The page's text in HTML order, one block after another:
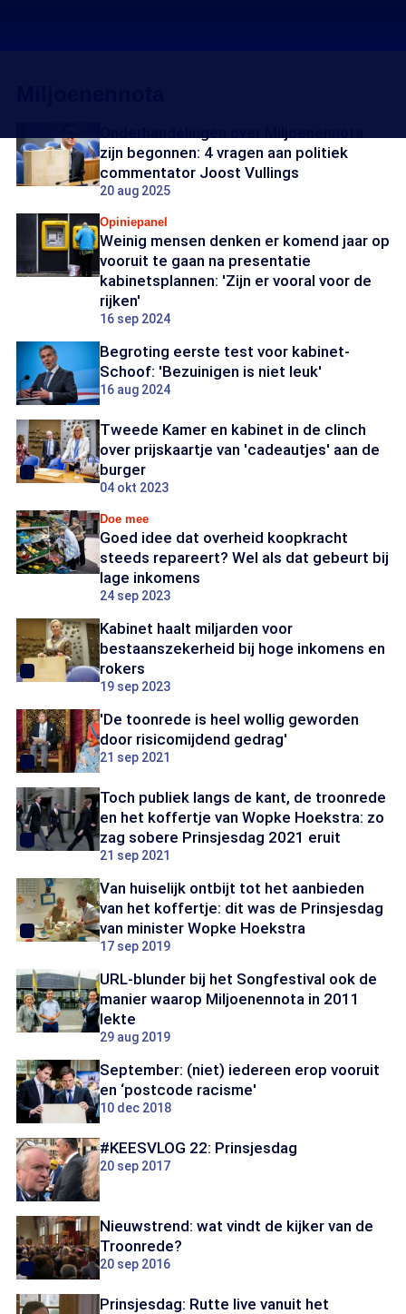
zijn begonnen: 4 vragen aan politiek
commentator Joost Vullings
20 aug 2025
Opiniepanel
Weinig mensen denken er komend jaar op
vooruit te gaan na presentatie
kabinetsplannen: 'Zijn er vooral voor de
rijken'
16 sep 2024
Begroting eerste test voor kabinet-
Schoof: 'Bezuinigen is niet leuk'
16 aug 2024
Tweede Kamer en kabinet in de clinch
over prijskaartje van 'cadeautjes' aan de
burger
04 okt 2023
Doe mee
Goed idee dat overheid koopkracht
steeds repareert? Wel als dat gebeurt bij
lage inkomens
24 sep 2023
Kabinet haalt miljarden voor
bestaanszekerheid bij hoge inkomens en
rokers
19 sep 2023
'De toonrede is heel wollig geworden
door risicomijdend gedrag'
21 sep 2021
Toch publiek langs de kant, de troonrede
en het koffertje van Wopke Hoekstra: zo
zag sobere Prinsjesdag 2021 eruit
21 sep 2021
Van huiselijk ontbijt tot het aanbieden
van het koffertje: dit was de Prinsjesdag
van minister Wopke Hoekstra
17 sep 2019
URL-blunder bij het Songfestival ook de
manier waarop Miljoenennota in 2011
lekte
29 aug 2019
September: (niet) iedereen erop vooruit
en ‘postcode racisme'
10 dec 2018
#KEESVLOG 22: Prinsjesdag
20 sep 2017
Nieuwstrend: wat vindt de kijker van de
Troonrede?
20 sep 2016
Prinsjesdag: Rutte live vanuit het